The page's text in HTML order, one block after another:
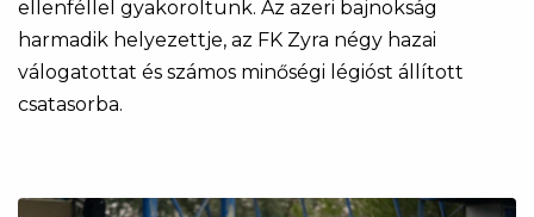
ellenféllel gyakoroltunk. Az azeri bajnokság
harmadik helyezettje, az FK Zyra négy hazai
válogatottat és számos minőségi légióst állított
csatasorba.